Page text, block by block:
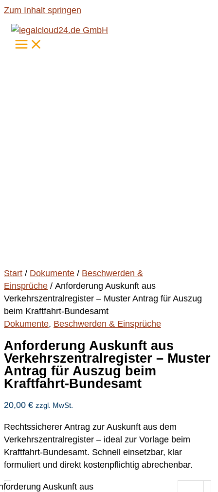
Zum Inhalt springen
Start / Dokumente / Beschwerden &
Einsprüche / Anforderung Auskunft aus
Verkehrszentralregister – Muster Antrag für Auszug
beim Kraftfahrt-Bundesamt
Dokumente, Beschwerden & Einsprüche
Anforderung Auskunft aus
Verkehrszentralregister – Muster
Antrag für Auszug beim
Kraftfahrt-Bundesamt
20,00 € zzgl. MwSt.
Rechtssicherer Antrag zur Auskunft aus dem
Verkehrszentralregister – ideal zur Vorlage beim
Kraftfahrt-Bundesamt. Schnell einsetzbar, klar
formuliert und direkt kostenpflichtig abrechenbar.
Auskunft aus